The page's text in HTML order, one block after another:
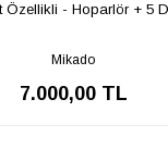
- Hoparlör + 5
Mikado
7.000,00 TL